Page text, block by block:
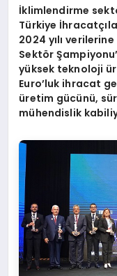
İklimlendirme sekt
Türkiye
2024 yılı verilerine
Sektör
yüksek teknoloji
Euro’luk ihracat
üretim gücünü,
mühendislik